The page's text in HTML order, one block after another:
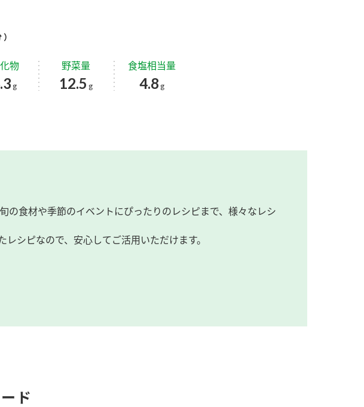
物
g
野菜量
12.5 g
食塩相当量
4.8 g
の食材や季節のイベントにぴったりのレシピまで、様々なレシ
シピなので、安心してご活用いただけます。
ド